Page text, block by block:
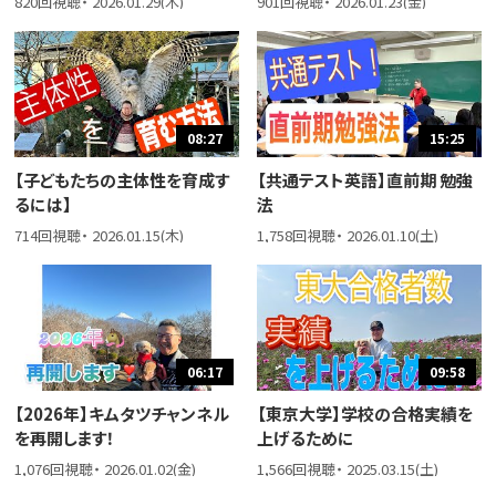
08:27
【子どもたちの主体性を育成す
るには】
714回視聴・ 2026.01.15(木)
15:25
【共通テスト英語】直前期 勉強
法
1,758回視聴・ 2026.01.10(土)
06:17
【2026年】キムタツチャンネル
を再開します！
1,076回視聴・ 2026.01.02(金)
09:58
【東京大学】学校の合格実績を
上げるために
1,566回視聴・ 2025.03.15(土)